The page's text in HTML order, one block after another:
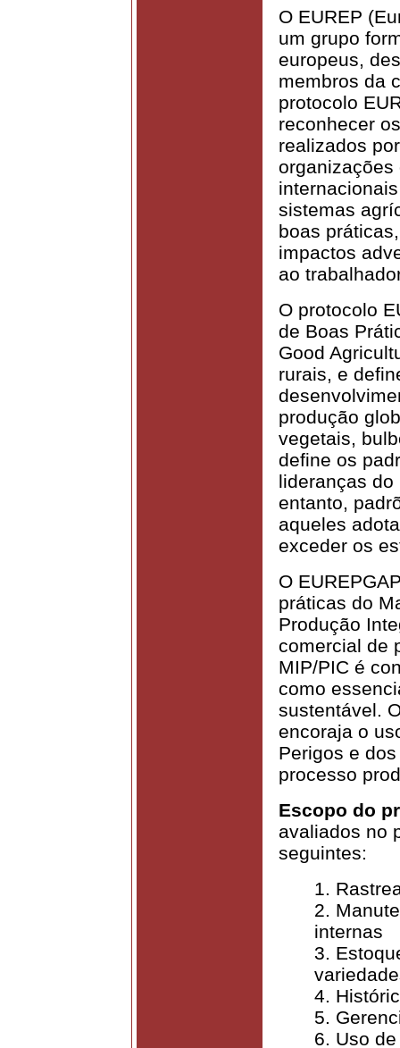
O EUREP
um grupo
europeus,
membros da
protocolo
reconhecer
realizados
organizações
sistemas
boas
impactos
ao
O protocolo
de Boas
Good
rurais, e
produção
vegetais,
define os
lideranças
entanto,
aqueles
exceder os
O
práticas do
Produção
comercial de
MIP/PIC é
como
sustentável.
encoraja o
Perigos e
processo
Escopo do
avaliados no
seguintes:
1.
2.
internas
3.
4.
5.
6. Uso